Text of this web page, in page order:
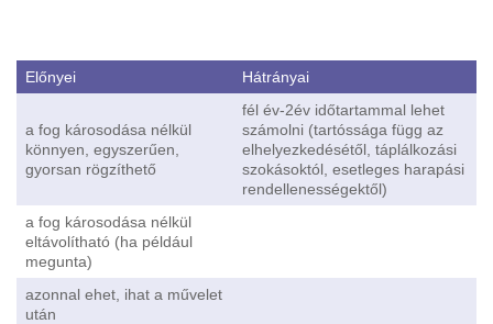
Előnyei Hátrányai
a fog károsodása nélkül
könnyen, egyszerűen,
gyorsan rögzíthető
fél év-2év időtartammal lehet
számolni (tartóssága függ az
elhelyezkedésétől, táplálkozási
szokásoktól, esetleges harapási
rendellenességektől)
a fog károsodása nélkül
eltávolítható (ha például
megunta)
azonnal ehet, ihat a művelet
után